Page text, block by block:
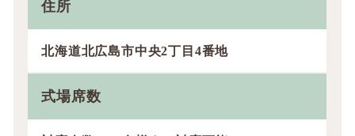
住所
北海道北広島市中央2丁目4番地
式場席数